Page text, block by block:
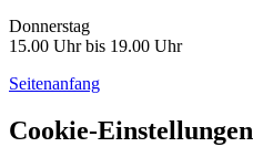
Donnerstag
15.00 Uhr bis 19.00 Uhr
Seitenanfang
Cookie-Einstellungen